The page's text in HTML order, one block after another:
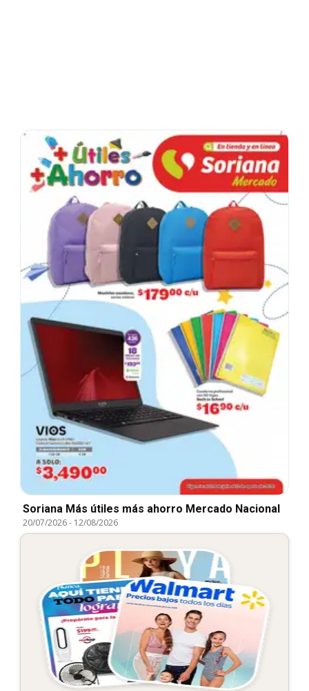
Soriana Más útiles más ahorro Mercado Nacional
20/07/2026- 12/08/2026